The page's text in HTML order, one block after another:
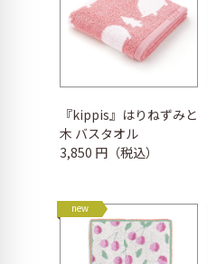
『kippis』はりねずみと
木 バスタオル
3,850 円（税込）
new